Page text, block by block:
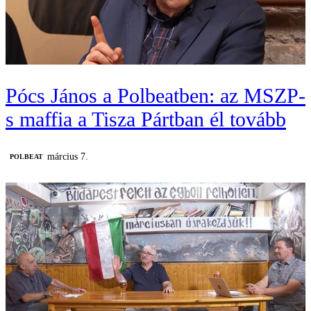
Pócs János a Polbeatben: az MSZP-
s maffia a Tisza Pártban él tovább
‎POLBEAT március 7.